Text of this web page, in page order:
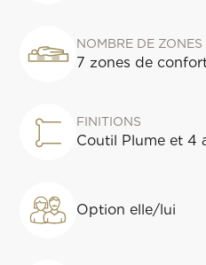
NOMBRE DE ZONES
7 zones de
FINITIONS
Coutil Plume et 4
Option elle/lui